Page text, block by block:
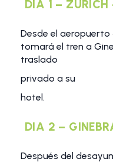
DIA 1 – ZURICH
Desde el
tomará el tren a
traslado
privado a su
hotel.
DIA 2 –
Después del